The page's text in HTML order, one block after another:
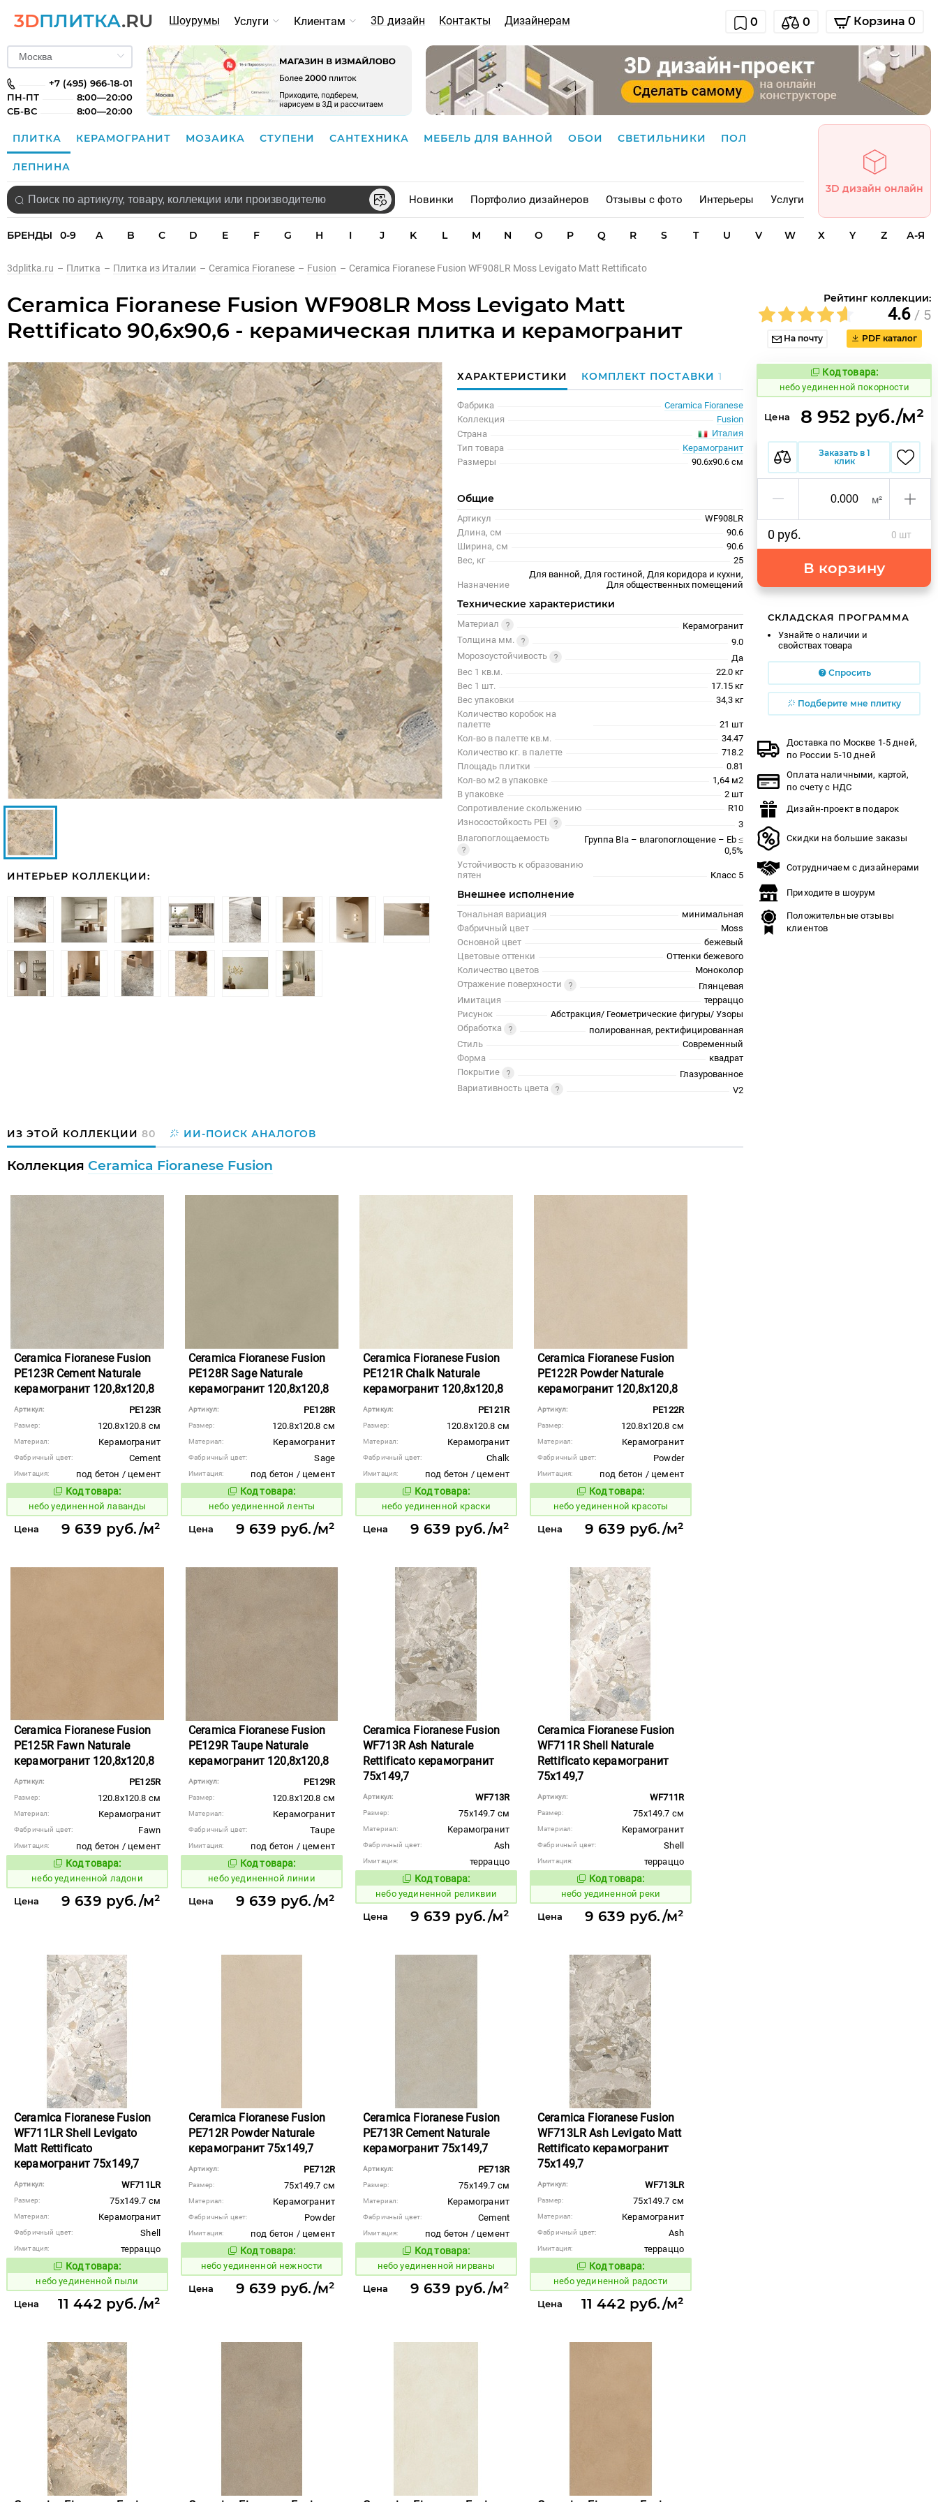
3DПЛИТКА.RU Шоурумы Услуги Клиентам 3D дизайн Контакты Дизайнерам 0 0 Корзина 0
+7 (495) 966-18-01
ПН-ПТ
8:00—20:00
СБ-ВС
8:00—20:00
ПЛИТКА КЕРАМОГРАНИТ МОЗАИКА СТУПЕНИ САНТЕХНИКА МЕБЕЛЬ ДЛЯ ВАННОЙ ОБОИ СВЕТИЛЬНИКИ ПОЛ
ЛЕПНИНА
Новинки Портфолио дизайнеров Отзывы с фото Интерьеры Услуги
3D дизайн онлайн
БРЕНДЫ 0-9 A B C D E F G H I J K L M N O P Q R S T U V W X Y Z А-Я
3dplitka.ru – Плитка – Плитка из Италии – Ceramica Fioranese – Fusion – Ceramica Fioranese Fusion WF908LR Moss Levigato Matt Rettificato
Ceramica Fioranese Fusion WF908LR Moss Levigato Matt
Rettificato 90,6x90,6 - керамическая плитка и керамогранит
Рейтинг коллекции:
4.6 / 5
На почту PDF каталог
ИНТЕРЬЕР КОЛЛЕКЦИИ:
ХАРАКТЕРИСТИКИ КОМПЛЕКТ ПОСТАВКИ1
Фабрика
Ceramica Fioranese
Коллекция
Fusion
Страна
Италия
Тип товара
Керамогранит
Размеры
90.6x90.6 см
Общие
Артикул
WF908LR
Длина, см
90.6
Ширина, см
90.6
Вес, кг
25
Назначение
Для ванной, Для гостиной, Для коридора и кухни,
Для общественных помещений
Технические характеристики
Материал
Керамогранит
Толщина мм.
9.0
Морозоустойчивость
Да
Вес 1 кв.м.
22.0 кг
Вес 1 шт.
17.15 кг
Вес упаковки
34,3 кг
Количество коробок на
палетте
21 шт
Кол-во в палетте кв.м.
34.47
Количество кг. в палетте
718.2
Площадь плитки
0.81
Кол-во м2 в упаковке
1,64 м2
В упаковке
2 шт
Сопротивление скольжению
R10
Износостойкость PEI
3
Влагопоглощаемость
Группа BIa – влагопоглощение – Eb ≤
0,5%
Устойчивость к образованию
пятен
Класс 5
Внешнее исполнение
Тональная вариация
минимальная
Фабричный цвет
Moss
Основной цвет
бежевый
Цветовые оттенки
Оттенки бежевого
Количество цветов
Моноколор
Отражение поверхности
Глянцевая
Имитация
терраццо
Рисунок
Абстракция/ Геометрические фигуры/ Узоры
Обработка
полированная, ректифицированная
Стиль
Современный
Форма
квадрат
Покрытие
Глазурованное
Вариативность цвета
V2
ИЗ ЭТОЙ КОЛЛЕКЦИИ 80 ИИ-ПОИСК АНАЛОГОВ
Коллекция Ceramica Fioranese Fusion
Ceramica Fioranese Fusion
PE123R Cement Naturale
керамогранит 120,8x120,8
Артикул: PE123R
Размер: 120.8x120.8 см
Материал: Керамогранит
Фабричный цвет: Cement
Имитация:
под бетон / цемент
Код товара:
1122916 Код товара:
небо уединенной лаванды
Цена 9 639 руб./м²
Ceramica Fioranese Fusion
PE128R Sage Naturale
керамогранит 120,8x120,8
Артикул: PE128R
Размер: 120.8x120.8 см
Материал: Керамогранит
Фабричный цвет: Sage
Имитация:
под бетон / цемент
Код товара:
1122918 Код товара:
небо уединенной ленты
Цена 9 639 руб./м²
Ceramica Fioranese Fusion
PE121R Chalk Naturale
керамогранит 120,8x120,8
Артикул: PE121R
Размер: 120.8x120.8 см
Материал: Керамогранит
Фабричный цвет: Chalk
Имитация:
под бетон / цемент
Код товара:
1122914 Код товара:
небо уединенной краски
Цена 9 639 руб./м²
Ceramica Fioranese Fusion
PE122R Powder Naturale
керамогранит 120,8x120,8
Артикул: PE122R
Размер: 120.8x120.8 см
Материал: Керамогранит
Фабричный цвет: Powder
Имитация:
под бетон / цемент
Код товара:
1122915 Код товара:
небо уединенной красоты
Цена 9 639 руб./м²
Ceramica Fioranese Fusion
PE125R Fawn Naturale
керамогранит 120,8x120,8
Артикул: PE125R
Размер: 120.8x120.8 см
Материал: Керамогранит
Фабричный цвет: Fawn
Имитация:
под бетон / цемент
Код товара:
1122917 Код товара:
небо уединенной ладони
Цена 9 639 руб./м²
Ceramica Fioranese Fusion
PE129R Taupe Naturale
керамогранит 120,8x120,8
Артикул: PE129R
Размер: 120.8x120.8 см
Материал: Керамогранит
Фабричный цвет: Taupe
Имитация:
под бетон / цемент
Код товара:
1122919 Код товара:
небо уединенной линии
Цена 9 639 руб./м²
Ceramica Fioranese Fusion
WF713R Ash Naturale
Rettificato керамогранит
75x149,7
Артикул: WF713R
Размер: 75x149.7 см
Материал: Керамогранит
Фабричный цвет: Ash
Имитация:
терраццо
Код товара:
1122955 Код товара:
небо уединенной реликвии
Цена 9 639 руб./м²
Ceramica Fioranese Fusion
WF711R Shell Naturale
Rettificato керамогранит
75x149,7
Артикул: WF711R
Размер: 75x149.7 см
Материал: Керамогранит
Фабричный цвет: Shell
Имитация:
терраццо
Код товара:
1122954Код товара:
небо уединенной реки
Цена 9 639 руб./м²
Ceramica Fioranese Fusion
WF711LR Shell Levigato
Matt Rettificato
керамогранит 75x149,7
Артикул: WF711LR
Размер: 75x149.7 см
Материал: Керамогранит
Фабричный цвет: Shell
Имитация:
терраццо
Код товара:
1122951 Код товара:
небо уединенной пыли
Цена 11 442 руб./м²
Ceramica Fioranese Fusion
PE712R Powder Naturale
керамогранит 75x149,7
Артикул: PE712R
Размер: 75x149.7 см
Материал: Керамогранит
Фабричный цвет: Powder
Имитация:
под бетон / цемент
Код товара:
1122933 Код товара:
небо уединенной нежности
Цена 9 639 руб./м²
Ceramica Fioranese Fusion
PE713R Cement Naturale
керамогранит 75x149,7
Артикул: PE713R
Размер: 75x149.7 см
Материал: Керамогранит
Фабричный цвет: Cement
Имитация:
под бетон / цемент
Код товара:
1122934Код товара:
небо уединенной нирваны
Цена 9 639 руб./м²
Ceramica Fioranese Fusion
WF713LR Ash Levigato Matt
Rettificato керамогранит
75x149,7
Артикул: WF713LR
Размер: 75x149.7 см
Материал: Керамогранит
Фабричный цвет: Ash
Имитация:
терраццо
Код товара:
1122952 Код товара:
небо уединенной радости
Цена 11 442 руб./м²
Код товара:
1122947 Код товара:
небо уединенной покорности
Цена 8 952 руб./м²
Заказать в 1
клик
м²
0 руб. 0 шт
В корзину
СКЛАДСКАЯ ПРОГРАММА
Узнайте о наличии и
свойствах товара
Спросить
Подберите мне плитку
Доставка по Москве 1-5 дней,
по России 5-10 дней
Оплата наличными, картой,
по счету с НДС
Дизайн-проект в подарок
Скидки на большие заказы
Сотрудничаем с дизайнерами
Приходите в шоурум
Положительные отзывы
клиентов